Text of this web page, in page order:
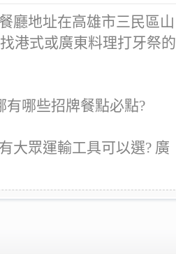
廳地址在高雄市三民區山
港式或廣東料理打牙祭的
哪些招牌餐點必點?
大眾運輸工具可以選? 廣